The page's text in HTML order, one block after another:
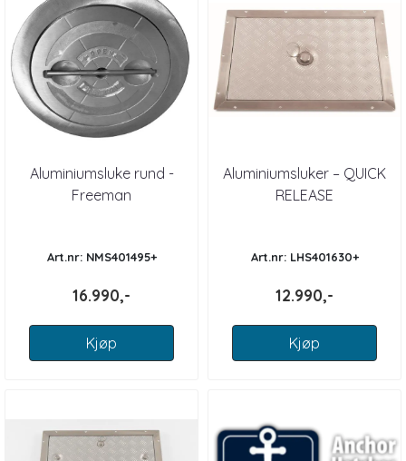
Aluminiumsluke rund -
Freeman
Art.nr: NMS401495+
16.990,-
Kjøp
Aluminiumsluker – QUICK
RELEASE
Art.nr: LHS401630+
12.990,-
Kjøp